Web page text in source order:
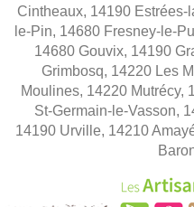
Cintheaux, 14190
le-Pin, 14680 Fresney-le-
14680 Gouvix, 14190
Grimbosq, 14220 Les
Moulines, 14220 Mutrécy,
St-Germain-le-Vasson,
14190 Urville, 14210